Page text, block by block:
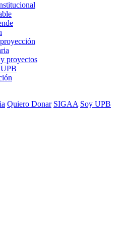
proyectos
Quiero Donar SIGAA Soy UPB